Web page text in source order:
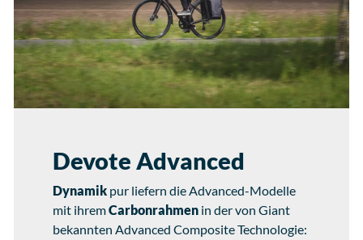
Devote Advanced
Dynamik pur liefern die Advanced-Modelle
mit ihremCarbonrahmen in der von Giant
bekannten Advanced Composite Technologie: